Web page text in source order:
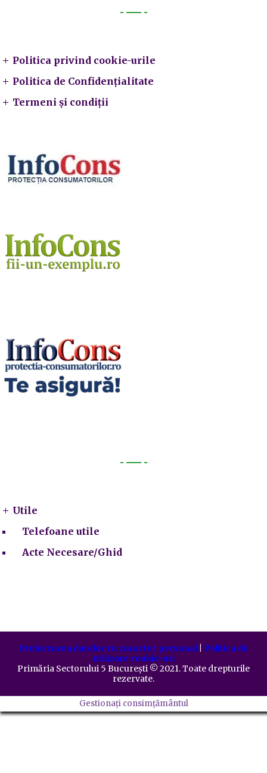
Politica privind cookie-urile
Politica de Confidențialitate
Termeni și condiții
Utile
Telefoane utile
Acte Necesare/Ghid
Prelucrarea datelor cu caracter personal| Politica de
utilizare cookie-uri
Primăria Sectorului 5 București ©️ 2021. Toate drepturile
rezervate.
Gestionați consimțământul